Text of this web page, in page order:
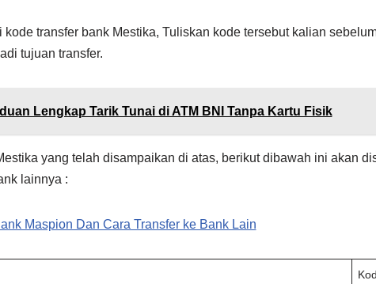
kode transfer bank Mestika, Tuliskan kode tersebut kalian
tujuan transfer.
Lengkap Tarik Tunai di ATM BNI Tanpa Kartu Fisik
yang telah disampaikan di atas, berikut dibawah ini akan
lainnya :
Maspion Dan Cara Transfer ke Bank Lain